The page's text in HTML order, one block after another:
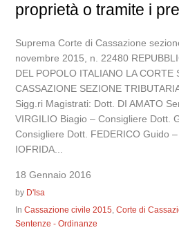
proprietà o tramite i
Suprema Corte di Cassazione
novembre 2015, n. 22480
DEL POPOLO ITALIANO LA CORTE
CASSAZIONE SEZIONE
Sigg.ri Magistrati: Dott. DI AMATO
VIRGILIO Biagio – Consigliere Dott.
Consigliere Dott. FEDERICO Guido
IOFRIDA...
18 Gennaio 2016
by D'Isa
InCassazione civile 2015,Corte di
Sentenze - Ordinanze